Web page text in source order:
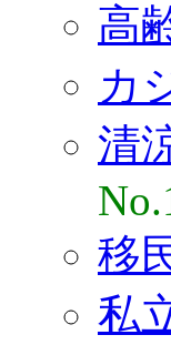
高
カ
清
移
私